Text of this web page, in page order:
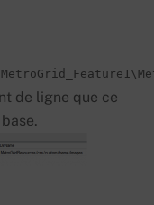
de ligne que ce